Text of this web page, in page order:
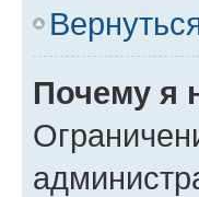
Почему я